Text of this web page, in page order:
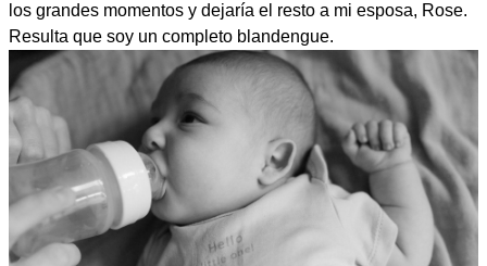
los grandes momentos y dejaría el resto a mi esposa, Rose.
Resulta que soy un completo blandengue.